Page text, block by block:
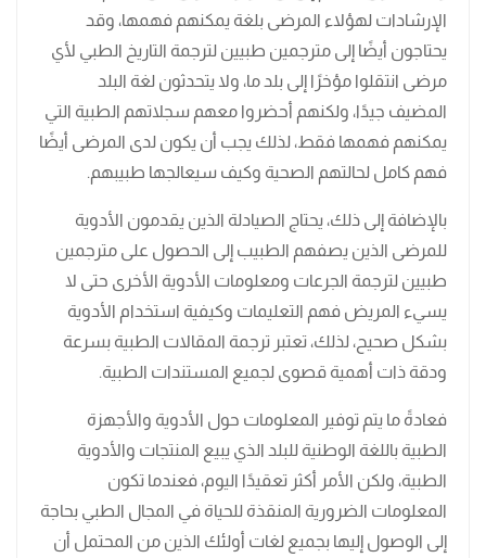
الإرشادات لهؤلاء المرضى بلغة يمكنهم فهمها، وقد
يحتاجون أيضًا إلى مترجمين طبيين لترجمة التاريخ الطبي لأي
مرضى انتقلوا مؤخرًا إلى بلد ما، ولا يتحدثون لغة البلد
المضيف جيدًا، ولكنهم أحضروا معهم سجلاتهم الطبية التي
يمكنهم فهمها فقط، لذلك يجب أن يكون لدى المرضى أيضًا
فهم كامل لحالتهم الصحية وكيف سيعالجها طبيبهم.
بالإضافة إلى ذلك، يحتاج الصيادلة الذين يقدمون الأدوية
للمرضى الذين يصفهم الطبيب إلى الحصول على مترجمين
طبيين لترجمة الجرعات ومعلومات الأدوية الأخرى حتى لا
يسيء المريض فهم التعليمات وكيفية استخدام الأدوية
بشكل صحيح، لذلك، تعتبر ترجمة المقالات الطبية بسرعة
ودقة ذات أهمية قصوى لجميع المستندات الطبية.
فعادةً ما يتم توفير المعلومات حول الأدوية والأجهزة
الطبية باللغة الوطنية للبلد الذي يبيع المنتجات والأدوية
الطبية، ولكن الأمر أكثر تعقيدًا اليوم، فعندما تكون
المعلومات الضرورية المنقذة للحياة في المجال الطبي بحاجة
إلى الوصول إليها بجميع لغات أولئك الذين من المحتمل أن